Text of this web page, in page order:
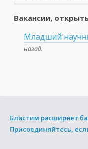
Вакансии,
Младший
назад.
Бластим расширяет
Присоединяйтесь,